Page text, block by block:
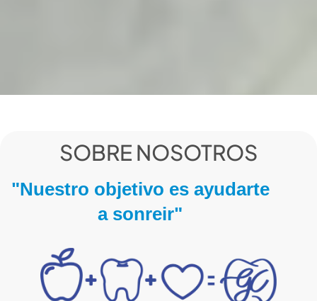
SOBRE NOSOTROS
"Nuestro objetivo es ayudarte
a sonreir"